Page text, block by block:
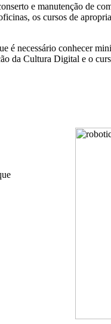
e manutenção de
os cursos de
é necessário conhecer
da Cultura Digital e o